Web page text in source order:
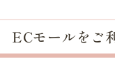
ECモールをご